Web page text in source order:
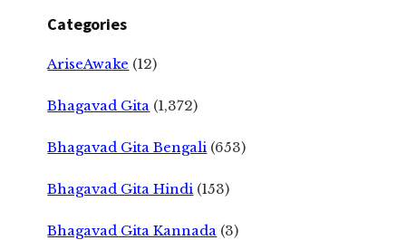
Categories
AriseAwake (12)
Bhagavad Gita (1,372)
Bhagavad Gita Bengali (653)
Bhagavad Gita Hindi (153)
Bhagavad Gita Kannada (3)